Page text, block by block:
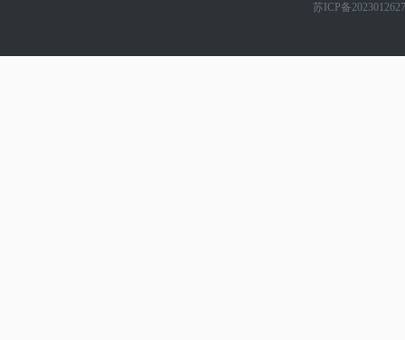
苏ICP备